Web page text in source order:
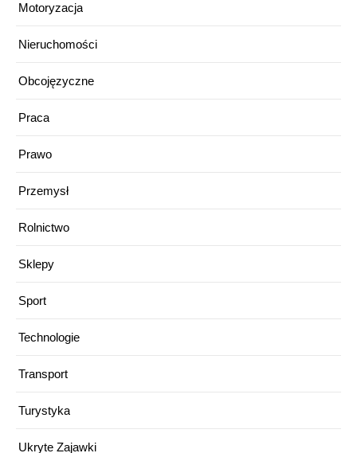
Motoryzacja
Nieruchomości
Obcojęzyczne
Praca
Prawo
Przemysł
Rolnictwo
Sklepy
Sport
Technologie
Transport
Turystyka
Ukryte Zajawki